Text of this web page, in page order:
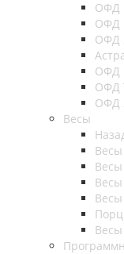
ОФД
ОФД
ОФД
ОФД
ОФД
ОФД
Весы
Весы
Весы